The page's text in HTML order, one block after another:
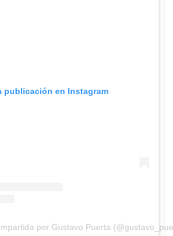
publicación en Instagram
por Gustavo Puerta